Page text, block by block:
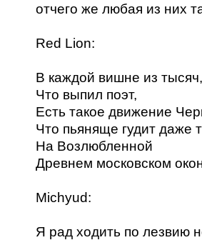
отчего же любая из них
Red Lion:
В каждой вишне из тысяч,
Что выпил поэт,
Есть такое движение
Что пьяняще гудит даже
На Возлюбленной
Древнем московском
Michyud:
Я рад ходить по лезвию